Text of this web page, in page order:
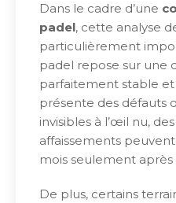
Dans le cadre d’une
padel, cette analyse
particulièrement
padel repose sur une
parfaitement stable et
présente des défauts
invisibles à l’œil nu,
affaissements
mois seulement après
De plus, certains